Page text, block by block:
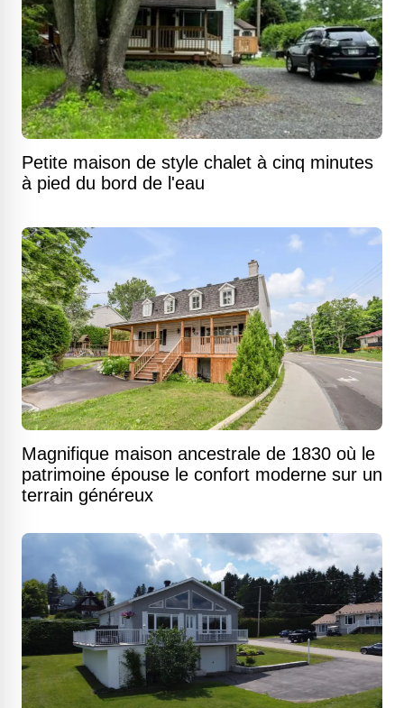
Petite maison de style chalet à cinq minutes
à pied du bord de l'eau
Magnifique maison ancestrale de 1830 où le
patrimoine épouse le confort moderne sur un
terrain généreux